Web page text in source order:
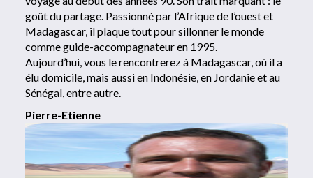
goût du partage. Passionné par l’Afrique de l’ouest et
Madagascar, il plaque tout pour sillonner le monde
comme guide-accompagnateur en 1995.
Aujourd’hui, vous le rencontrerez à Madagascar, où il a
élu domicile, mais aussi en Indonésie, en Jordanie et au
Sénégal, entre autre.
Pierre-Etienne